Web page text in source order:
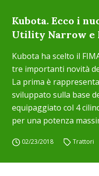
Kubota. Ecco i
Utility Narrow e
Kubota ha scelto il
tre importanti novità
La prima è
sviluppato sulla base
equipaggiato col 4
per una potenza
02/23/2018 Trattori